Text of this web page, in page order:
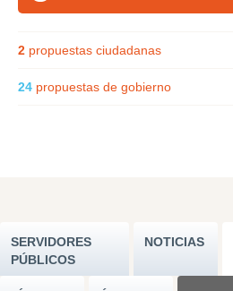
2 propuestas ciudadanas
24 propuestas de gobierno
SERVIDORES
PÚBLICOS
NOTICIAS